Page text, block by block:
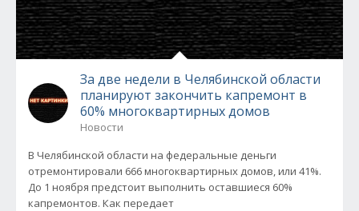
За две недели в Челябинской области
планируют закончить капремонт в
60% многоквартирных домов
Новости
В Челябинской области на федеральные деньги
отремонтировали 666 многоквартирных домов, или 41%.
До 1 ноября предстоит выполнить оставшиеся 60%
капремонтов. Как передает